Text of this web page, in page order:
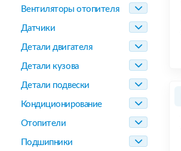
Вентиляторы отопителя
Датчики
Детали двигателя
Детали кузова
Детали подвески
Кондиционирование
Отопители
Подшипники